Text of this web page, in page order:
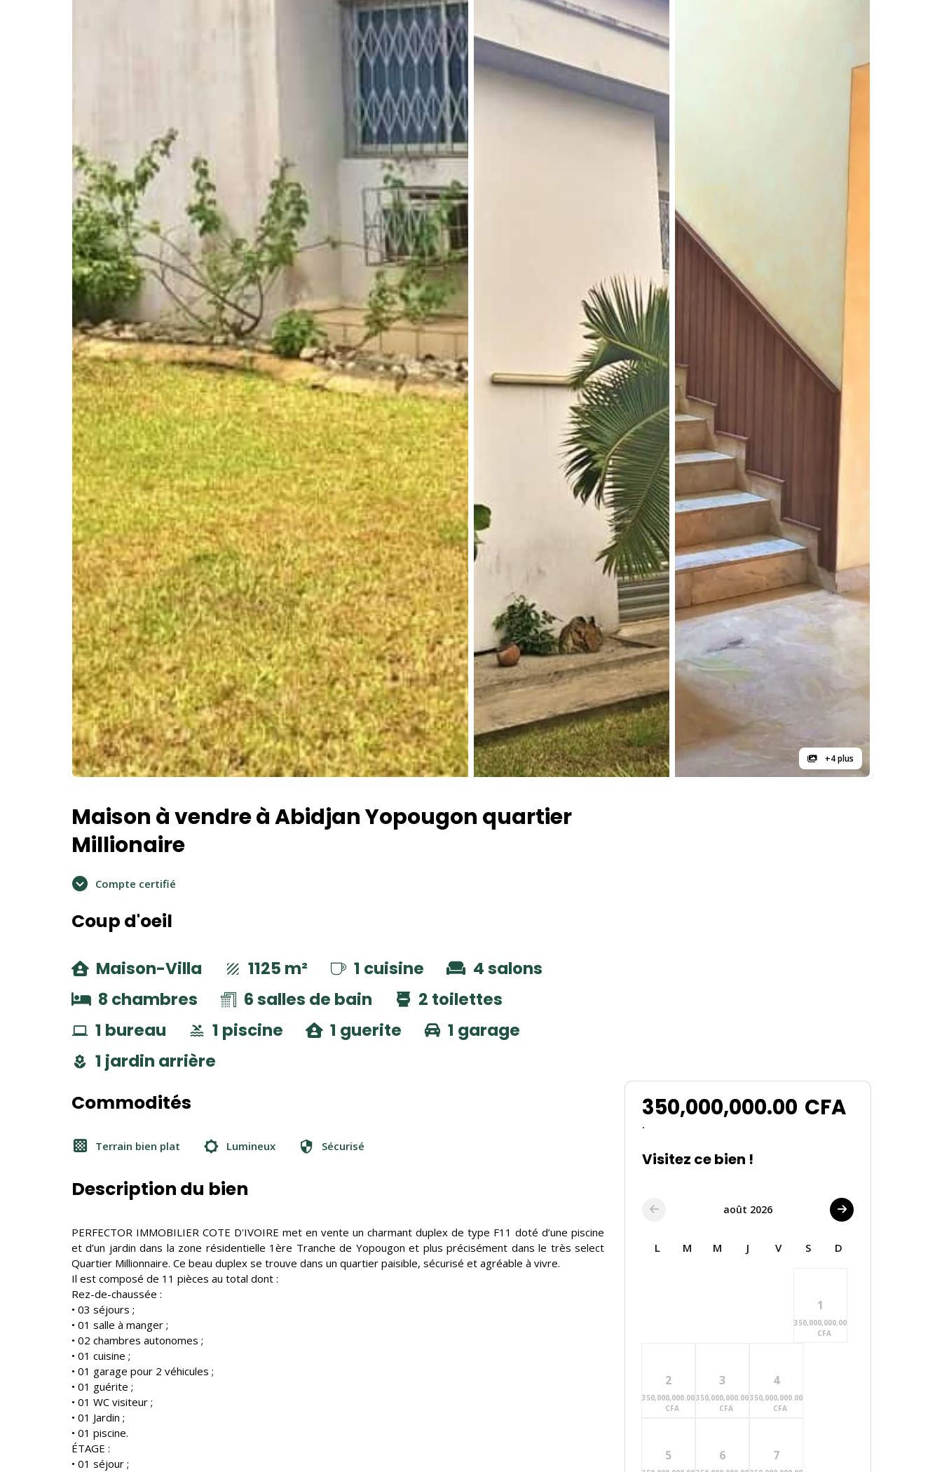
+4 plus
Maison à vendre à Abidjan Yopougon quartier
Millionaire
Compte certifié
Coup d'oeil
Maison-Villa 1125 m² 1 cuisine
4 salons
8 chambres
6 salles de bain
2 toilettes
1 bureau
1 piscine 1 guerite
1 garage
1 jardin arrière
Commodités
Terrain bien plat Lumineux Sécurisé
Description du bien
PERFECTOR IMMOBILIER COTE D'IVOIRE met en vente un charmant duplex de type F11 doté d’une piscine
et d’un jardin dans la zone résidentielle 1ère Tranche de Yopougon et plus précisément dans le très select
Quartier Millionnaire. Ce beau duplex se trouve dans un quartier paisible, sécurisé et agréable à vivre.
Il est composé de 11 pièces au total dont :
Rez-de-chaussée :
• 03 séjours ;
• 01 salle à manger ;
• 02 chambres autonomes ;
• 01 cuisine ;
• 01 garage pour 2 véhicules ;
• 01 guérite ;
• 01 WC visiteur ;
• 01 Jardin ;
• 01 piscine.
ÉTAGE :
• 01 séjour ;
350,000,000.00 CFA
.
Visitez ce bien !
août 2026
L M M J V S D
1
350,000,000.00
CFA
2
350,000,000.00
CFA
3
350,000,000.00
CFA
4
350,000,000.00
CFA
5 6 7